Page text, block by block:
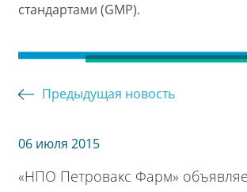
стандартами (GMP).
Предыдущая новость
06 июля 2015
«НПО Петровакс Фарм»